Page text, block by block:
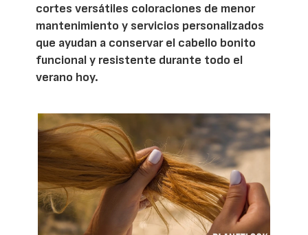
cortes versátiles coloraciones de menor
mantenimiento y servicios personalizados
que ayudan a conservar el cabello bonito
funcional y resistente durante todo el
verano hoy.